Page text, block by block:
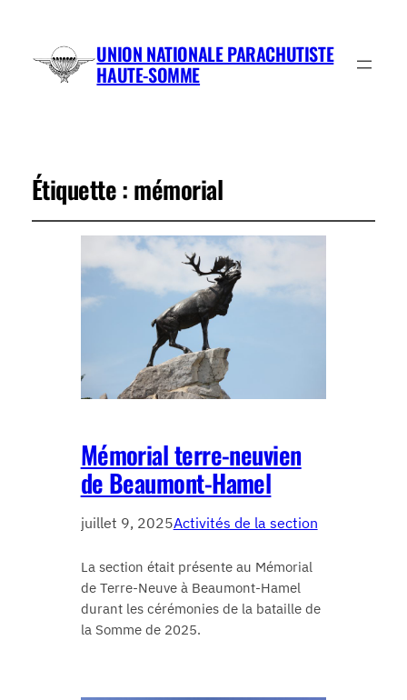
UNION NATIONALE PARACHUTISTE
HAUTE-SOMME
Étiquette : mémorial
Mémorial terre-neuvien
de Beaumont-Hamel
juillet 9, 2025Activités de la section
La section était présente au Mémorial
de Terre-Neuve à Beaumont-Hamel
durant les cérémonies de la bataille de
la Somme de 2025.